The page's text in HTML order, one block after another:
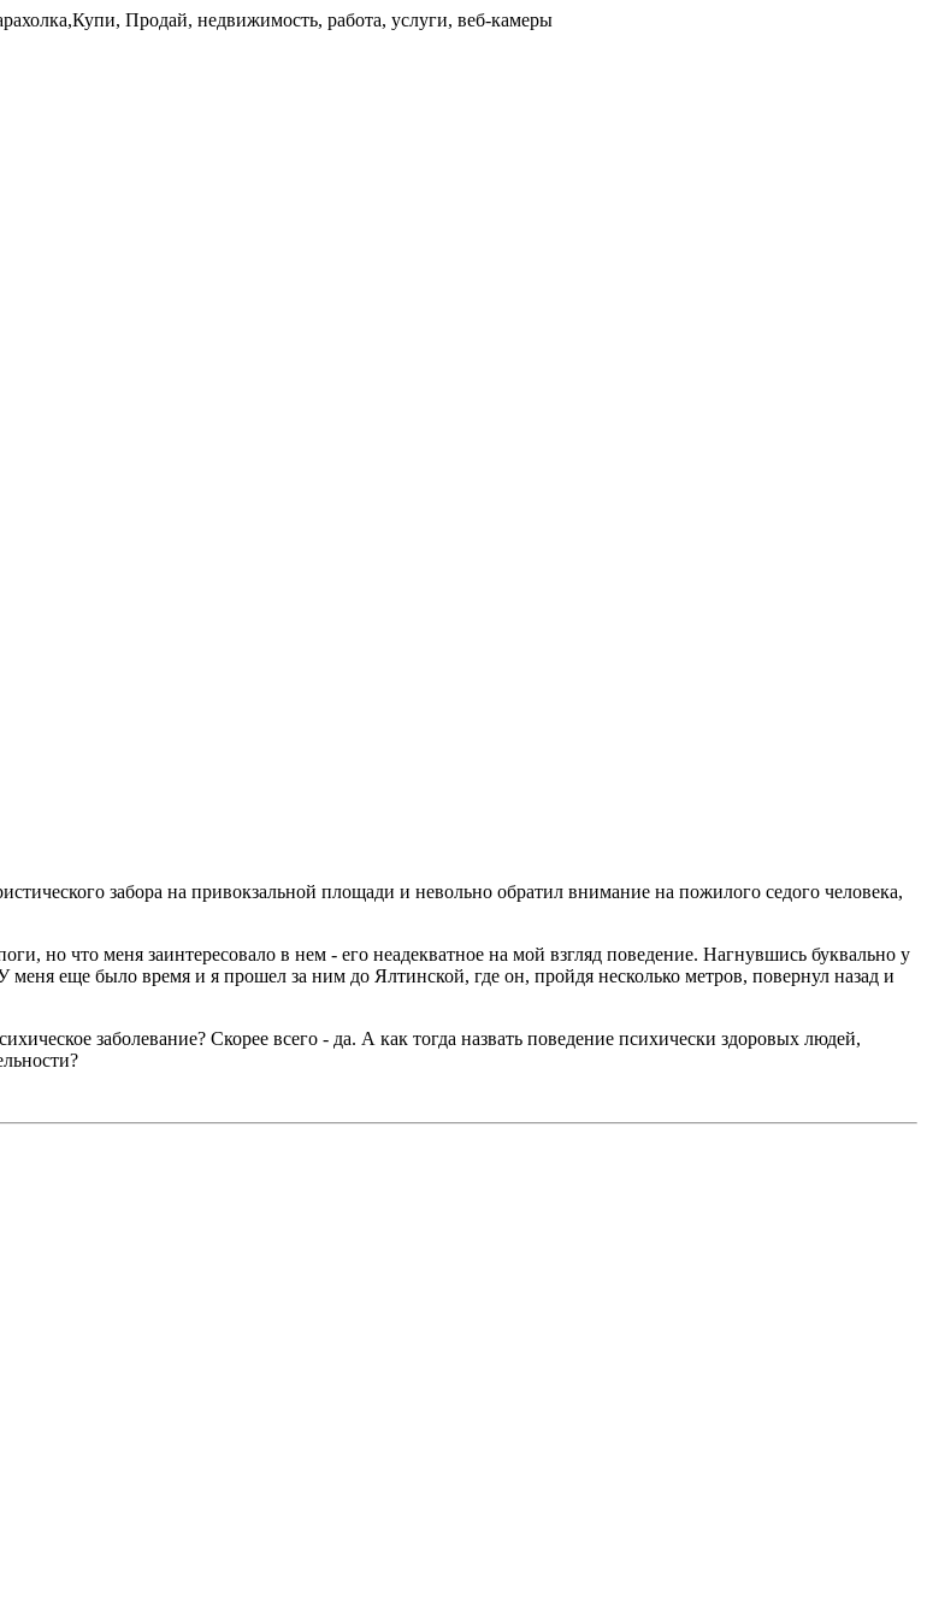
забора на привокзальной площади и невольно обратил внимание на пожилого седого человека,
но что меня заинтересовало в нем - его неадекватное на мой взгляд поведение. Нагнувшись буквально у
еще было время и я прошел за ним до Ялтинской, где он, пройдя несколько метров, повернул назад и
заболевание? Скорее всего - да. А как тогда назвать поведение психически здоровых людей,